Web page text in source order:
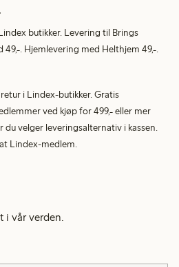
butikker. Levering til Brings
. Hjemlevering med Helthjem 49,-.
i Lindex-butikker. Gratis
ved kjøp for 499,- eller mer
du velger leveringsalternativ i kassen.
Lindex-medlem.
vår verden.